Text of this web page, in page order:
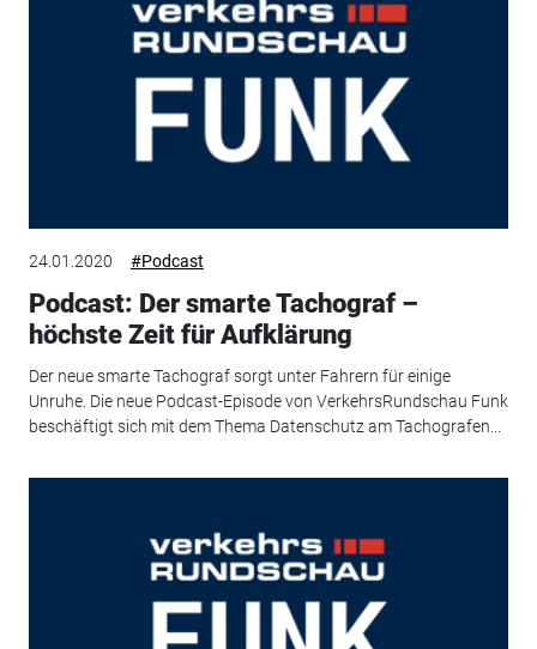
24.01.2020 #Podcast
Podcast: Der smarte Tachograf –
höchste Zeit für Aufklärung
Der neue smarte Tachograf sorgt unter Fahrern für einige
Unruhe. Die neue Podcast-Episode von VerkehrsRundschau Funk
beschäftigt sich mit dem Thema Datenschutz am Tachografen...